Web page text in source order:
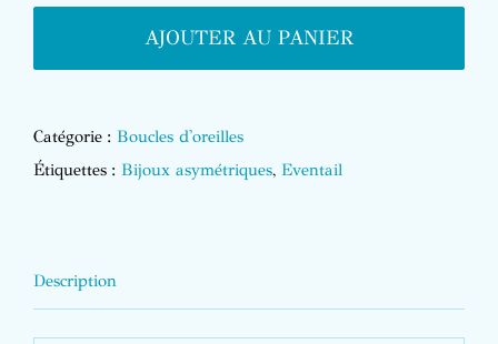
AJOUTER AU PANIER
Catégorie : Boucles d'oreilles
Étiquettes : Bijoux asymétriques, Eventail
Description